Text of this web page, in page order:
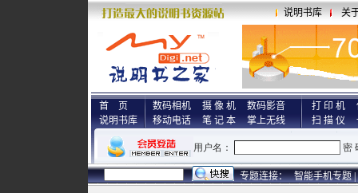
说明书库 关
首 页
说明书库
数码相机 摄 像 机
数码影音
移动电话
笔 记 本 掌上无线
打 印 机
扫 描 仪
专题连接： 智能手机专题 |